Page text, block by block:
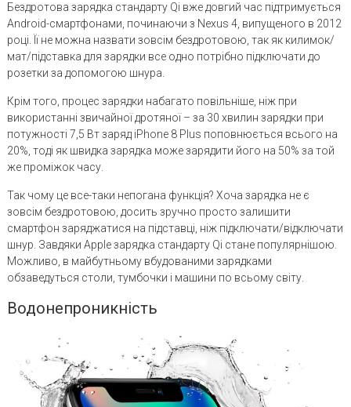
Бездротова зарядка стандарту Qi вже довгий час підтримується
Android-смартфонами, починаючи з Nexus 4, випущеного в 2012
році. Її не можна назвати зовсім бездротовою, так як килимок/
мат/підставка для зарядки все одно потрібно підключати до
розетки за допомогою шнура.
Крім того, процес зарядки набагато повільніше, ніж при
використанні звичайної дротяної – за 30 хвилин зарядки при
потужності 7,5 Вт заряд iPhone 8 Plus поповнюється всього на
20%, тоді як швидка зарядка може зарядити його на 50% за той
же проміжок часу.
Так чому це все-таки непогана функція? Хоча зарядка не є
зовсім бездротовою, досить зручно просто залишити
смартфон заряджатися на підставці, ніж підключати/відключати
шнур. Завдяки Apple зарядка стандарту Qi стане популярнішою.
Можливо, в майбутньому вбудованими зарядками
обзаведуться столи, тумбочки і машини по всьому світу.
Водонепроникність